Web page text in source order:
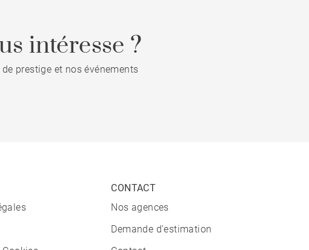
intéresse ?
prestige et nos événements
CONTACT
Nos agences
Demande d'estimation